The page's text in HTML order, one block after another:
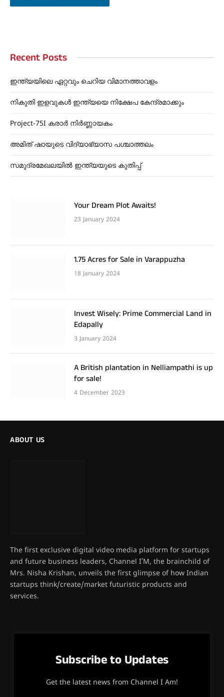
Recent Posts
ഇന്ത്യയിലെ ഏറ്റവും ചെറിയ വിമാനത്താവളം
നികുതി ഇളവുകൾ ഇന്ത്യയെ നിക്ഷേപ കേന്ദ്രമാക്കും
Project-75I കരാർ നിർണ്ണായകം
അമിത് ഷായുടെ വിദ്യാഭ്യാസ പശ്ചാത്തലം
സമുദ്രമേഖലയിൽ ഇന്ത്യയുടെ കുതിപ്പ്
Your Dream Plot Awaits!
23 January 2024
1.75 Acres for Sale in Varappuzha
18 January 2024
Invest Wisely: Prime Commercial Land in
Edapally
3 January 2024
A British plantation in Nelliampathi is up
for sale!
4 December 2023
ABOUT US
The first exclusive digital video media platform for startups
and future business leaders, Channel I’M, the brainchild of
Mrs. Nisha Krishan, unveils the first glimpse of how Indian
startups think/create/market futuristic products and
services.
Subscribe to Updates
Get the latest news from Channel I Am!